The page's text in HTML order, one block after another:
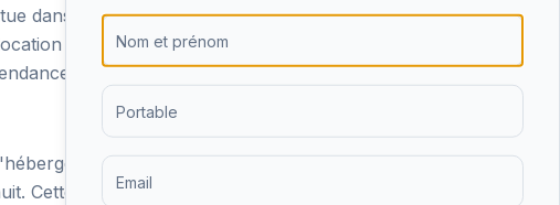
dans la moyenne des EHPAD du département
Personnalisée d'Autonomie) peut couvrir une
permanent, l'hébergement temporaire,
Cette diversité d'offres permet de s'adapter aux